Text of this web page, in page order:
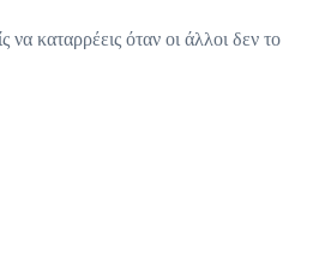
καταρρέεις όταν οι άλλοι δεν το